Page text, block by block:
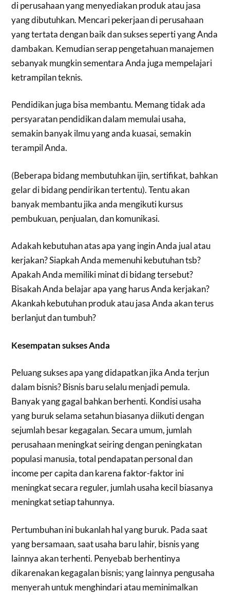
di perusahaan yang menyediakan produk atau jasa
yang dibutuhkan. Mencari pekerjaan di perusahaan
yang tertata dengan baik dan sukses seperti yang Anda
dambakan. Kemudian serap pengetahuan manajemen
sebanyak mungkin sementara Anda juga mempelajari
ketrampilan teknis.
Pendidikan juga bisa membantu. Memang tidak ada
persyaratan pendidikan dalam memulai usaha,
semakin banyak ilmu yang anda kuasai, semakin
terampil Anda.
(Beberapa bidang membutuhkan ijin, sertifikat, bahkan
gelar di bidang pendirikan tertentu). Tentu akan
banyak membantu jika anda mengikuti kursus
pembukuan, penjualan, dan komunikasi.
Adakah kebutuhan atas apa yang ingin Anda jual atau
kerjakan? Siapkah Anda memenuhi kebutuhan tsb?
Apakah Anda memiliki minat di bidang tersebut?
Bisakah Anda belajar apa yang harus Anda kerjakan?
Akankah kebutuhan produk atau jasa Anda akan terus
berlanjut dan tumbuh?
Kesempatan sukses Anda
Peluang sukses apa yang didapatkan jika Anda terjun
dalam bisnis? Bisnis baru selalu menjadi pemula.
Banyak yang gagal bahkan berhenti. Kondisi usaha
yang buruk selama setahun biasanya diikuti dengan
sejumlah besar kegagalan. Secara umum, jumlah
perusahaan meningkat seiring dengan peningkatan
populasi manusia, total pendapatan personal dan
income per capita dan karena faktor-faktor ini
meningkat secara reguler, jumlah usaha kecil biasanya
meningkat setiap tahunnya.
Pertumbuhan ini bukanlah hal yang buruk. Pada saat
yang bersamaan, saat usaha baru lahir, bisnis yang
lainnya akan terhenti. Penyebab berhentinya
dikarenakan kegagalan bisnis; yang lainnya pengusaha
menyerah untuk menghindari atau meminimalkan